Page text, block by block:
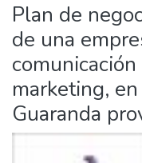
Plan de
de una
marketing,
Guaranda